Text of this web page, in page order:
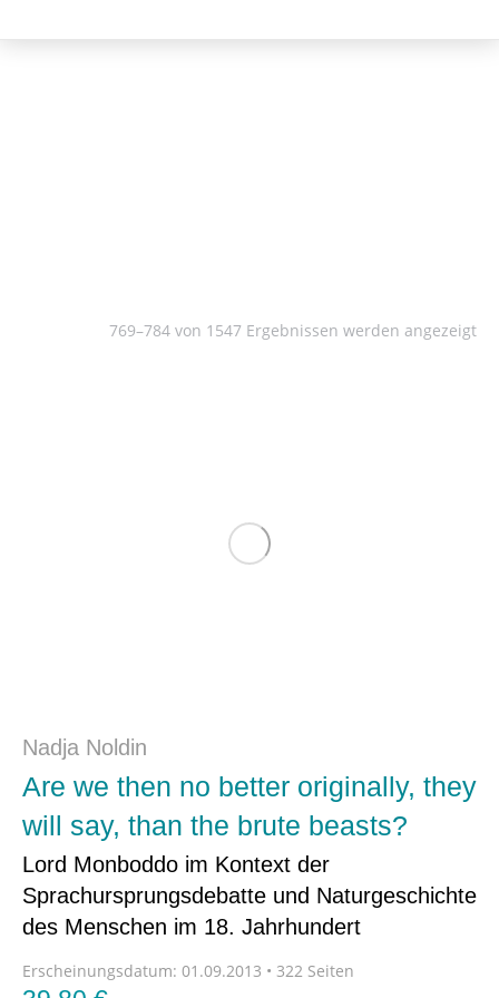
769–784 von 1547 Ergebnissen werden angezeigt
Nadja Noldin
Are we then no better originally, they
will say, than the brute beasts?
Lord Monboddo im Kontext der
Sprachursprungsdebatte und Naturgeschichte
des Menschen im 18. Jahrhundert
Erscheinungsdatum: 01.09.2013 • 322 Seiten